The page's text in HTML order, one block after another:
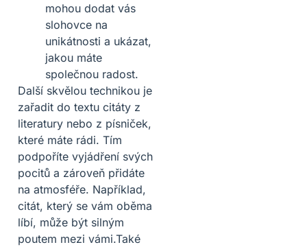
mohou dodat vás
slohovce na
unikátnosti a ukázat,
jakou máte
společnou radost.
Další skvělou technikou je
zařadit do textu citáty z
literatury nebo z písniček,
které máte rádi. Tím
podpoříte vyjádření svých
pocitů a zároveň přidáte
na atmosféře. Například,
citát, který se vám oběma
líbí, může být silným
poutem mezi vámi.Také